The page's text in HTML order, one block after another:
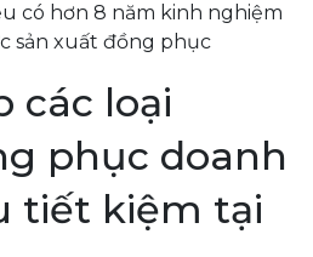
có hơn 8 năm kinh nghiệm
sản xuất đồng phục
các loại
phục doanh
tiết kiệm tại